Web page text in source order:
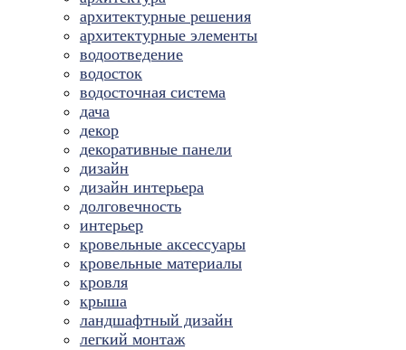
архитектурные решения
архитектурные элементы
водоотведение
водосток
водосточная система
дача
декор
декоративные панели
дизайн
дизайн интерьера
долговечность
интерьер
кровельные аксессуары
кровельные материалы
кровля
крыша
ландшафтный дизайн
легкий монтаж